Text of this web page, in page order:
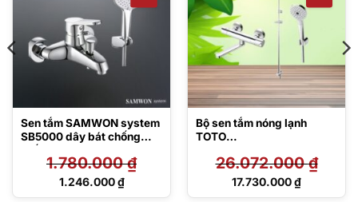
Sen tắm SAMWON system
SB5000 dây bát chống
1.780.000₫
Giá
1.246.000₫
Giá
Bộ sen tắm nóng lạnh
TOTO
TBW01002BA
26.072.000₫
Giá
17.730.000₫
Giá